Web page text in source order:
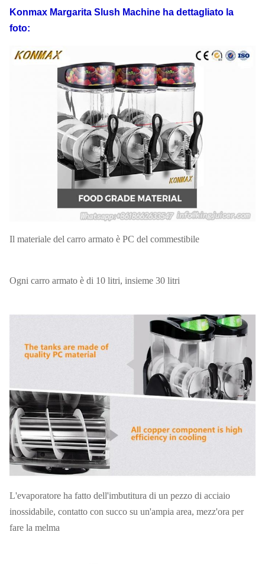
Konmax Margarita Slush Machine ha dettagliato la
foto:
Il materiale del carro armato è PC del commestibile
Ogni carro armato è di 10 litri, insieme 30 litri
L'evaporatore ha fatto dell'imbutitura di un pezzo di acciaio
inossidabile, contatto con succo su un'ampia area, mezz'ora per
fare la melma